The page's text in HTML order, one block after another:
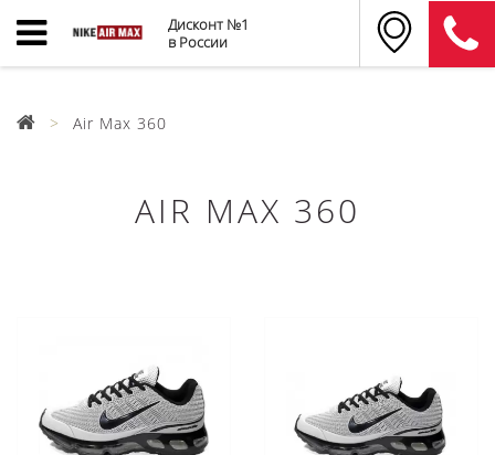
Дисконт №1
в России
Air Max 360
AIR MAX 360